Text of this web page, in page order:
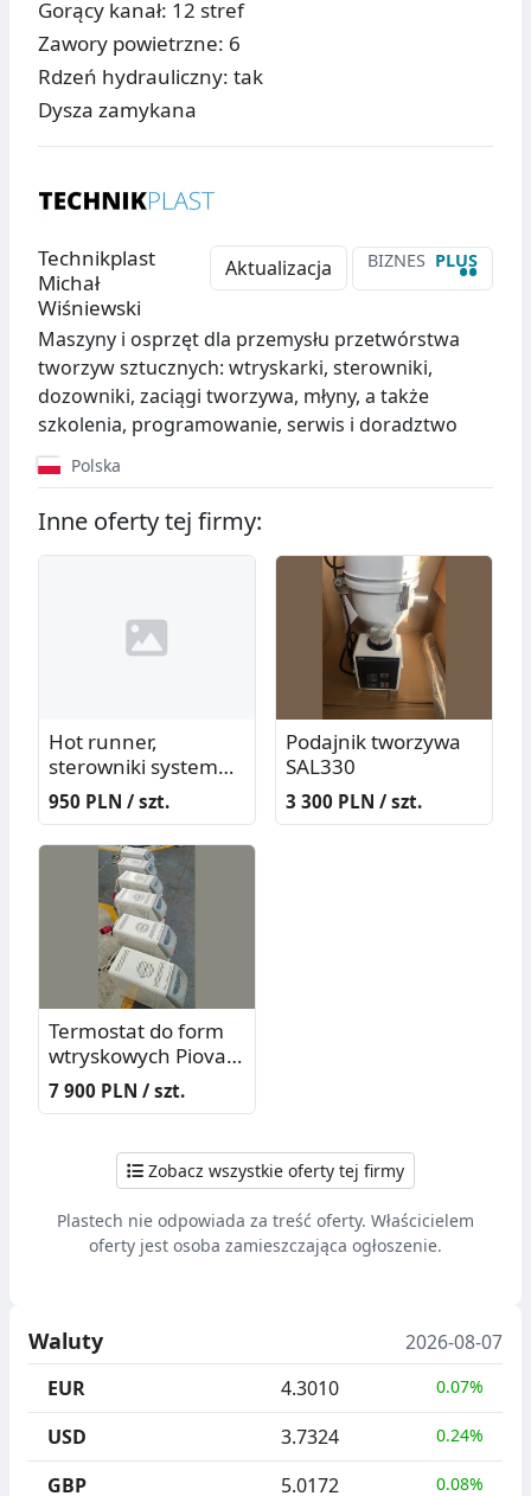
Gorący kanał: 12 stref
Zawory powietrzne: 6
Rdzeń hydrauliczny: tak
Dysza zamykana
Aktualizacja BIZNES PLUS
••
Technikplast
Michał
Wiśniewski
Maszyny i osprzęt dla przemysłu przetwórstwa
tworzyw sztucznych: wtryskarki, sterowniki,
dozowniki, zaciągi tworzywa, młyny, a także
szkolenia, programowanie, serwis i doradztwo
Polska
Inne oferty tej firmy:
Hot runner,
sterowniki systemu
G/K formy
wtryskowej
950 PLN / szt.
Podajnik tworzywa
SAL330
3 300 PLN / szt.
Termostat do form
wtryskowych Piovan
THW 12
7 900 PLN / szt.
Zobacz wszystkie oferty tej firmy
Plastech nie odpowiada za treść oferty. Właścicielem
oferty jest osoba zamieszczająca ogłoszenie.
Waluty
2026-08-07
EUR
4.3010 0.07%
USD 3.7324 0.24%
GBP 5.0172 0.08%